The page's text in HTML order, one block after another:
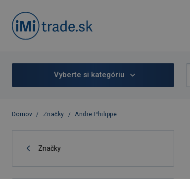
Vyberte si kategóriu
Domov / Značky / Andre Philippe
Značky